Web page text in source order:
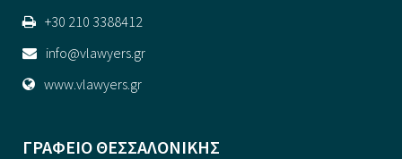
+30 210 3388412
info@vlawyers.gr
www.vlawyers.gr
ΓΡΑΦΕΙΟ ΘΕΣΣΑΛΟΝΙΚΗΣ